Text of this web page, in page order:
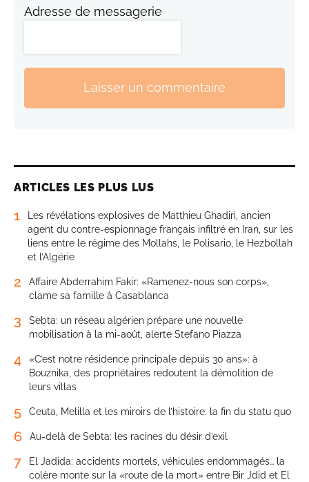
Adresse de messagerie
Laisser un commentaire
ARTICLES LES PLUS LUS
1
Les révélations explosives de Matthieu Ghadiri, ancien
agent du contre-espionnage français infiltré en Iran, sur les
liens entre le régime des Mollahs, le Polisario, le Hezbollah
et l’Algérie
2
Affaire Abderrahim Fakir: «Ramenez-nous son corps»,
clame sa famille à Casablanca
3
Sebta: un réseau algérien prépare une nouvelle
mobilisation à la mi-août, alerte Stefano Piazza
4
«C’est notre résidence principale depuis 30 ans»: à
Bouznika, des propriétaires redoutent la démolition de
leurs villas
5 Ceuta, Melilla et les miroirs de l’histoire: la fin du statu quo
6 Au-delà de Sebta: les racines du désir d’exil
7
El Jadida: accidents mortels, véhicules endommagés… la
colère monte sur la «route de la mort» entre Bir Jdid et El